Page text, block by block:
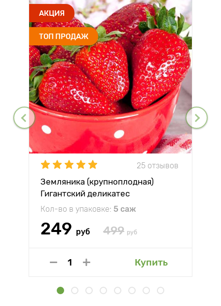
АКЦИЯ
ТОП ПРОДАЖ
25 отзывов
Земляника (крупноплодная)
Гигантский деликатес
Кол-во в упаковке: 5 саж
249 руб 499 руб
Купить